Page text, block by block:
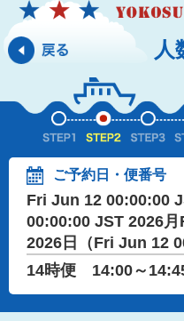
人
ご予約日・便番号
Fri Jun 12 00:00:00
00:00:00 JST 2026
2026日（Fri Jun 12
14時便 14:00～